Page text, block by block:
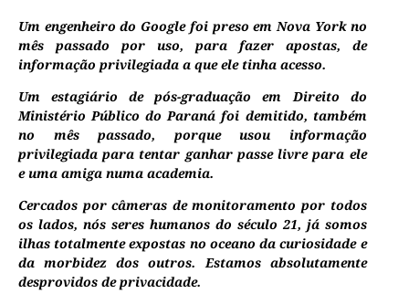
Um engenheiro do Google foi preso em Nova York no
mês passado por uso, para fazer apostas, de
informação privilegiada a que ele tinha acesso.
Um estagiário de pós-graduação em Direito do
Ministério Público do Paraná foi demitido, também
no mês passado, porque usou informação
privilegiada para tentar ganhar passe livre para ele
e uma amiga numa academia.
Cercados por câmeras de monitoramento por todos
os lados, nós seres humanos do século 21, já somos
ilhas totalmente expostas no oceano da curiosidade e
da morbidez dos outros. Estamos absolutamente
desprovidos de privacidade.